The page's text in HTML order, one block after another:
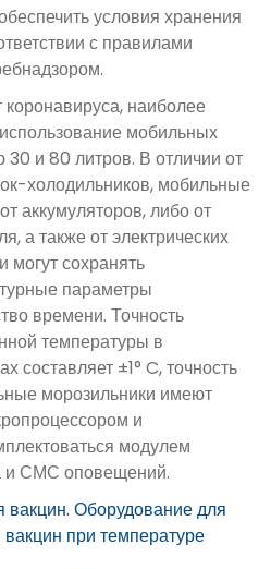
условия хранения
с правилами
наиболее
мобильных
30 и 80 литров. В отличии от
холодильников, мобильные
аккумуляторов, либо от
а также от электрических
могут сохранять
параметры
времени. Точность
температуры в
составляет ±1° C, точность
морозильники имеют
и
модулем
и СМС оповещений.